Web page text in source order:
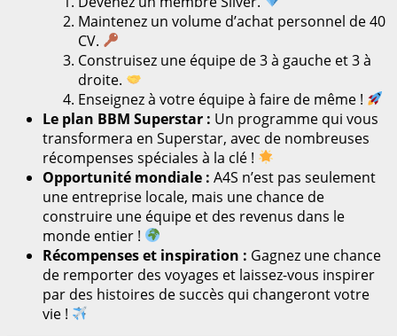
Maintenez un volume d’achat personnel de 40
CV.
Construisez une équipe de 3 à gauche et 3 à
droite.
Enseignez à votre équipe à faire de même !
Le plan BBM Superstar : Un programme qui vous
transformera en Superstar, avec de nombreuses
récompenses spéciales à la clé !
Opportunité mondiale : A4S n’est pas seulement
une entreprise locale, mais une chance de
construire une équipe et des revenus dans le
monde entier !
Récompenses et inspiration : Gagnez une chance
de remporter des voyages et laissez-vous inspirer
par des histoires de succès qui changeront votre
vie !